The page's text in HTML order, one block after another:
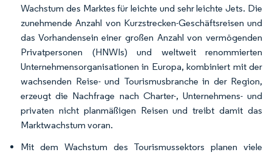
Wachstum des Marktes für leichte und sehr leichte Jets. Die
zunehmende Anzahl von Kurzstrecken-Geschäftsreisen und
das Vorhandensein einer großen Anzahl von vermögenden
Privatpersonen (HNWIs) und weltweit renommierten
Unternehmensorganisationen in Europa, kombiniert mit der
wachsenden Reise- und Tourismusbranche in der Region,
erzeugt die Nachfrage nach Charter-, Unternehmens- und
privaten nicht planmäßigen Reisen und treibt damit das
Marktwachstum voran.
Mit dem Wachstum des Tourismussektors planen viele